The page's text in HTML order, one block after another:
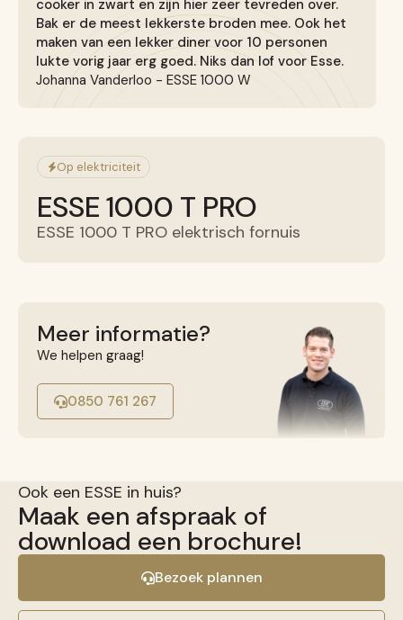
Hoogte 360 mm
Hoogte 305 mm
Diepte 460 mm
OPWARMTIJD VAN OPSTARTEN (VAN
SLUIMERSTAND)
Bovenoven van 85°C naar 240°C: 15 minuten
Inductie
cooker in zwart en zijn hier zeer tevreden over.
Bak er de meest lekkerste broden mee. Ook het
maken van een lekker diner voor 10 personen
lukte vorig jaar erg goed. Niks dan lof voor Esse.
Johanna Vanderloo - ESSE 1000 W
Op elektriciteit
ESSE 1000 T PRO
ESSE 1000 T PRO elektrisch fornuis
Meer informatie?
We helpen graag!
0850 761 267
Ook een ESSE in huis?
Maak een afspraak of
download een brochure!
Bezoek plannen